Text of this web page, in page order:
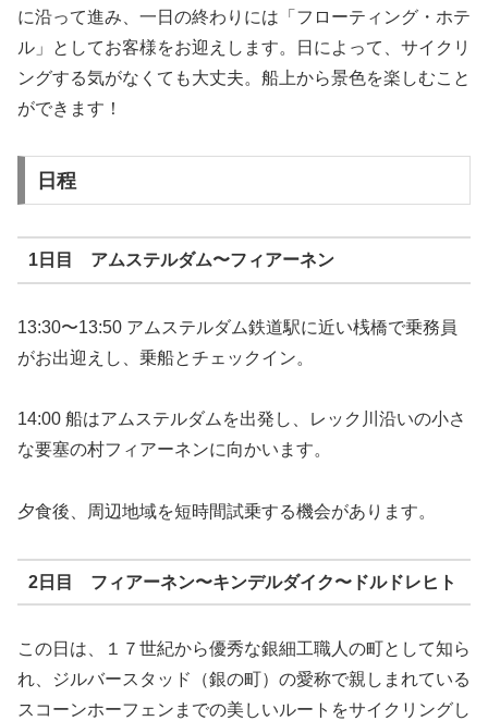
に沿って進み、一日の終わりには「フローティング・ホテ
ル」としてお客様をお迎えします。日によって、サイクリ
ングする気がなくても大丈夫。船上から景色を楽しむこと
ができます！
日程
1日目 アムステルダム〜フィアーネン
13:30〜13:50 アムステルダム鉄道駅に近い桟橋で乗務員
がお出迎えし、乗船とチェックイン。
14:00 船はアムステルダム を出発し、レック川沿いの小さ
な要塞の村フィアーネンに向かいます。
夕食後、周辺地域を短時間試乗する機会があります。
2日目 フィアーネン〜キンデルダイク〜ドルドレヒト
この日は、１７世紀から優秀な銀細工職人の町として知ら
れ、ジルバースタッド（銀の町）の愛称で親しまれている
スコーンホーフェン までの美しいルートをサイクリングし